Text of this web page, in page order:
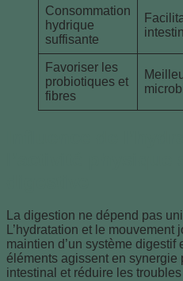
Consommation
hydrique
suffisante
Favoriser les
probiotiques et
fibres
La digestion ne dépend pas
L’hydratation et le
maintien d’un système
éléments agissent en synergie
intestinal et réduire les